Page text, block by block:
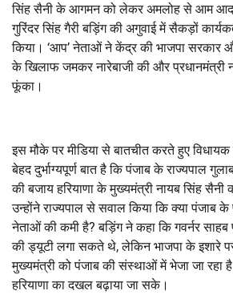
सिंह सैनी के आगमन को लेकर अमलोह से आम
गुरिंदर सिंह गैरी बड़िंग की अगुवाई में सैकड़ों
किया। ‘आप’ नेताओं ने केंद्र की भाजपा सरकार
के खिलाफ जमकर नारेबाजी की और प्रधानमंत्री
फूंका।
इस मौके पर मीडिया से बातचीत करते हुए
बेहद दुर्भाग्यपूर्ण बात है कि पंजाब के राज्यपाल
की बजाय हरियाणा के मुख्यमंत्री नायब सिंह सैनी
उन्होंने राज्यपाल से सवाल किया कि क्या पंजाब के
नेताओं की कमी है? बड़िंग ने कहा कि गवर्नर साहब
की ड्यूटी लगा सकते थे, लेकिन भाजपा के इशारे
मुख्यमंत्री को पंजाब की संस्थाओं में भेजा जा रहा
हरियाणा का दखल बढ़ाया जा सके।